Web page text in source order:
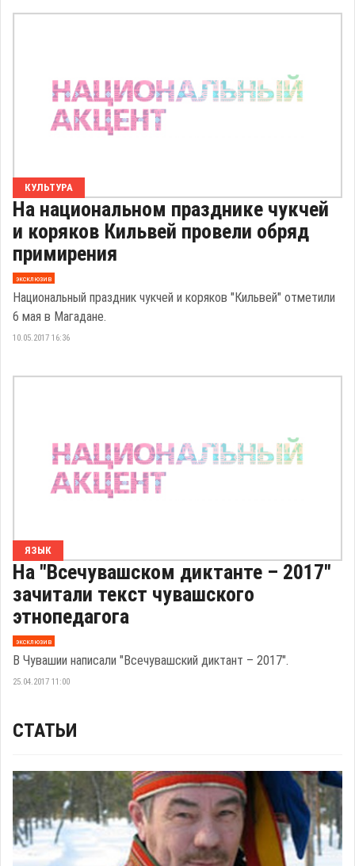
КУЛЬТУРА
На национальном празднике чукчей
и коряков Кильвей провели обряд
примирения
эксклюзив
Национальный праздник чукчей и коряков "Кильвей" отметили
6 мая в Магадане.
10.05.2017 16:36
ЯЗЫК
На "Всечувашском диктанте – 2017"
зачитали текст чувашского
этнопедагога
эксклюзив
В Чувашии написали "Всечувашский диктант – 2017".
25.04.2017 11:00
СТАТЬИ